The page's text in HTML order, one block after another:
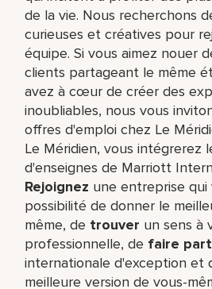
de la vie. Nous recherchons
curieuses et créatives pour
équipe. Si vous aimez nouer
clients partageant le même
avez à cœur de créer des
inoubliables, nous vous
offres d'emploi chez Le
Le Méridien, vous intégrerez
d'enseignes de Marriott
Rejoignez une entreprise qui
possibilité de donner le
même,​ de trouver un sens à
professionnelle, de faire
internationale​ d'exception et
meilleure version de vous-